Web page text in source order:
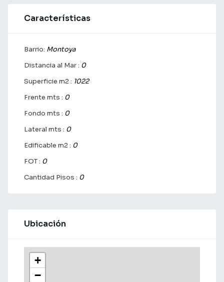
Características
Barrio: Montoya
Distancia al Mar : 0
Superficie m2 : 1022
Frente mts : 0
Fondo mts : 0
Lateral mts : 0
Edificable m2 : 0
FOT : 0
Cantidad Pisos : 0
Ubicación
+
−